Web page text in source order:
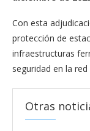
Con esta
protección de
infraestructuras
seguridad en la
Otras